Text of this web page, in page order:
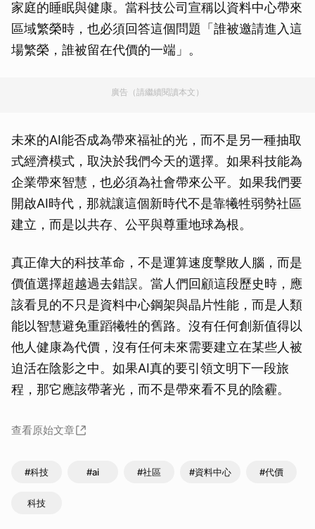
家庭的睡眠與健康。當科技公司宣稱以資料中心帶來
區域繁榮時，也必須回答這個問題「誰被邀請進入這
場繁榮，誰被留在代價的一端」。
廣告（請繼續閱讀本文）
未來的AI能否成為帶來福祉的光，而不是另一種抽取
式經濟模式，取決於我們今天的選擇。如果科技能為
企業帶來智慧，也必須為社會帶來公平。如果我們要
開啟AI時代，那就讓這個新時代不是靠犧牲弱勢社區
建立，而是以共存、公平與尊重地球為根。
真正偉大的科技革命，不是運算速度擊敗人腦，而是
價值選擇超越過去錯誤。當人們回顧這段歷史時，應
該看見的不只是資料中心鋼架與晶片性能，而是人類
能以智慧避免重蹈犧牲的舊路。沒有任何創新值得以
他人健康為代價，沒有任何未來需要建立在某些人被
迫活在陰影之中。如果AI真的要引領文明下一段旅
程，那它應該帶著光，而不是帶來看不見的陰霾。
查看原始文章
#科技 #ai #社區 #資料中心 #代價
科技